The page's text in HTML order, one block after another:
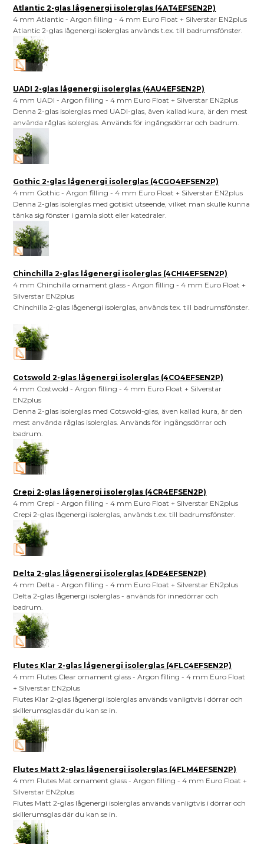
Atlantic 2-glas lågenergi isolerglas (4AT4EFSEN2P)
4 mm Atlantic - Argon filling - 4 mm Euro Float + Silverstar EN2plus
Atlantic 2-glas lågenergi isolerglas används t.ex. till badrumsfönster.
UADI 2-glas lågenergi isolerglas (4AU4EFSEN2P)
4 mm UADI - Argon filling - 4 mm Euro Float + Silverstar EN2plus
Denna 2-glas isolerglas med UADI-glas, även kallad kura, är den mest
använda råglas isolerglas. Används för ingångsdörrar och badrum.
Gothic 2-glas lågenergi isolerglas (4CGO4EFSEN2P)
4 mm Gothic - Argon filling - 4 mm Euro Float + Silverstar EN2plus
Denna 2-glas isolerglas med gotiskt utseende, vilket man skulle kunna
tänka sig fönster i gamla slott eller katedraler.
Chinchilla 2-glas lågenergi isolerglas (4CHI4EFSEN2P)
4 mm Chinchilla ornament glass - Argon filling - 4 mm Euro Float +
Silverstar EN2plus
Chinchilla 2-glas lågenergi isolerglas, används tex. till badrumsfönster.
Cotswold 2-glas lågenergi isolerglas (4CO4EFSEN2P)
4 mm Costwold - Argon filling - 4 mm Euro Float + Silverstar
EN2plus
Denna 2-glas isolerglas med Cotswold-glas, även kallad kura, är den
mest använda råglas isolerglas. Används för ingångsdörrar och
badrum.
Crepi 2-glas lågenergi isolerglas (4CR4EFSEN2P)
4 mm Crepi - Argon filling - 4 mm Euro Float + Silverstar EN2plus
Crepi 2-glas lågenergi isolerglas, används t.ex. till badrumsfönster.
Delta 2-glas lågenergi isolerglas (4DE4EFSEN2P)
4 mm Delta - Argon filling - 4 mm Euro Float + Silverstar EN2plus
Delta 2-glas lågenergi isolerglas - används för innedörrar och
badrum.
Flutes Klar 2-glas lågenergi isolerglas (4FLC4EFSEN2P)
4 mm Flutes Clear ornament glass - Argon filling - 4 mm Euro Float
+ Silverstar EN2plus
Flutes Klar 2-glas lågenergi isolerglas används vanligtvis i dörrar och
skillerumsglas där du kan se in.
Flutes Matt 2-glas lågenergi isolerglas (4FLM4EFSEN2P)
4 mm Flutes Mat ornament glass - Argon filling - 4 mm Euro Float +
Silverstar EN2plus
Flutes Matt 2-glas lågenergi isolerglas används vanligtvis i dörrar och
skillerumsglas där du kan se in.